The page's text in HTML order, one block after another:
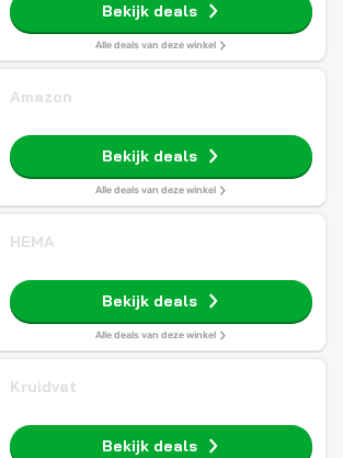
Bekijk deals
Alle deals van deze winkel
Amazon
Bekijk deals
Alle deals van deze winkel
HEMA
Bekijk deals
Alle deals van deze winkel
Kruidvat
Bekijk deals